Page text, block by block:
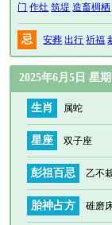
门 作灶 筑堤 造畜椆栖
忌 安葬 出行 祈福
2025年6月5日 星
生肖 属蛇
星座 双子座
彭祖百忌 乙不
胎神占方 碓磨